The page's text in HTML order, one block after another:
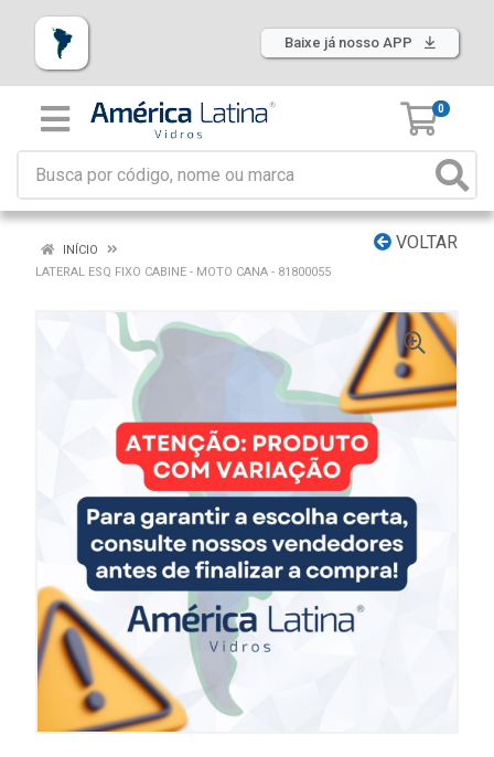
Baixe já nosso APP
0
VOLTAR
INÍCIO
LATERAL ESQ FIXO CABINE - MOTO CANA - 81800055